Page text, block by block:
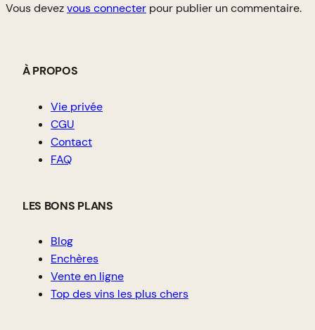
Vous devezvous connecter pour publier un commentaire.
À PROPOS
Vie privée
CGU
Contact
FAQ
LES BONS PLANS
Blog
Enchères
Vente en ligne
Top des vins les plus chers